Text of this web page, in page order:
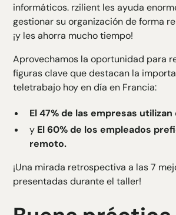
informáticos. rzilient les ayuda
gestionar su organización de forma
¡y les ahorra mucho tiempo!
Aprovechamos la oportunidad para
figuras clave que destacan la
teletrabajo hoy en día en Francia:
El 47% de las empresas
y El 60% de los empleados
remoto.
¡Una mirada retrospectiva a las 7
presentadas durante el taller!